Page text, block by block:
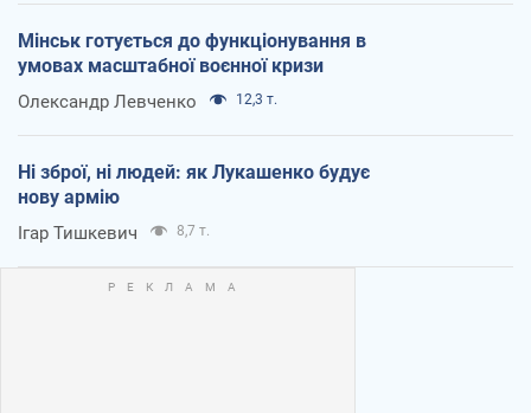
Мінськ готується до функціонування в
умовах масштабної воєнної кризи
Олександр Левченко 12,3 т.
Ні зброї, ні людей: як Лукашенко будує
нову армію
Ігар Тишкевич 8,7 т.